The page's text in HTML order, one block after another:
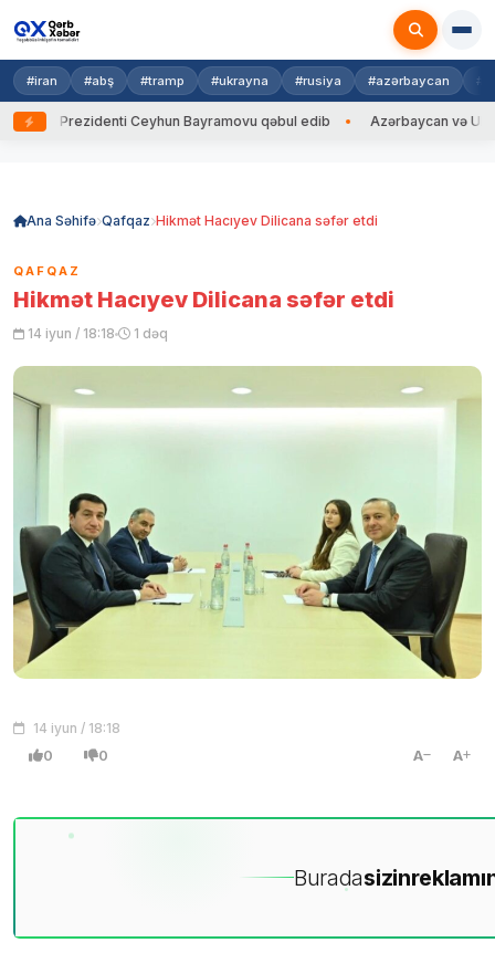
#iran #abş #tramp #ukrayna #rusiya #azərbaycan
Prezidenti Ceyhun Bayramovu qəbul edib Azərbaycan və
Ana Səhifə Qafqaz Hikmət Hacıyev Dilicana səfər etdi
QAFQAZ
Hikmət Hacıyev Dilicana səfər etdi
14 iyun / 18:18 1 dəq
14 iyun / 18:18
0 0 A A
Buradasizin